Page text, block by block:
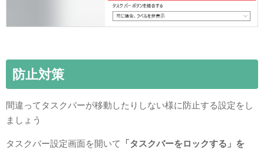
防止対策
間違ってタスクバーが移動したりしない様に防止する設定をし
ましょう
タスクバー設定画面を開いて 「タスクバーをロックする」を